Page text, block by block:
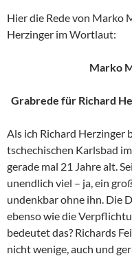
Hier die Rede von Marko
Herzinger im Wortlaut:
Marko
Grabrede für Richard
Als ich Richard Herzinger
tschechischen Karlsbad
gerade mal 21 Jahre alt.
unendlich viel – ja, ein
undenkbar ohne ihn. Die
ebenso wie die
bedeutet das? Richards
nicht wenige, auch und